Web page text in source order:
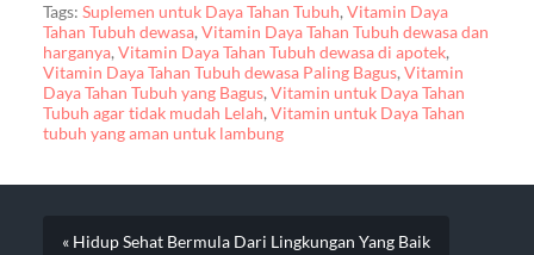
Tags: Suplemen untuk Daya Tahan Tubuh,Vitamin Daya
Tahan Tubuh dewasa,Vitamin Daya Tahan Tubuh dewasa dan
harganya,Vitamin Daya Tahan Tubuh dewasa di apotek,
Vitamin Daya Tahan Tubuh dewasa Paling Bagus,Vitamin
Daya Tahan Tubuh yang Bagus,Vitamin untuk Daya Tahan
Tubuh agar tidak mudah Lelah,Vitamin untuk Daya Tahan
tubuh yang aman untuk lambung
« Hidup Sehat Bermula Dari Lingkungan Yang Baik